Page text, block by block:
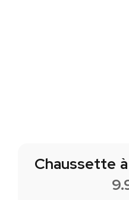
Chaussette